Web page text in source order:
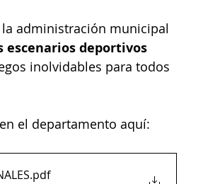
administración municipal
escenarios deportivos
inolvidables para todos
el departamento aquí:
.pdf